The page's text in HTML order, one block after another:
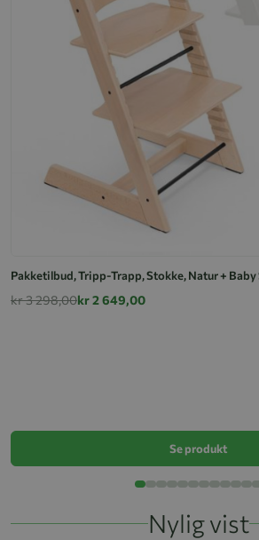
Pakketilbud, Tripp-Trapp, Stokke, Natur +
kr 3 298,00kr 2 649,00
Se produkt
Nylig vist